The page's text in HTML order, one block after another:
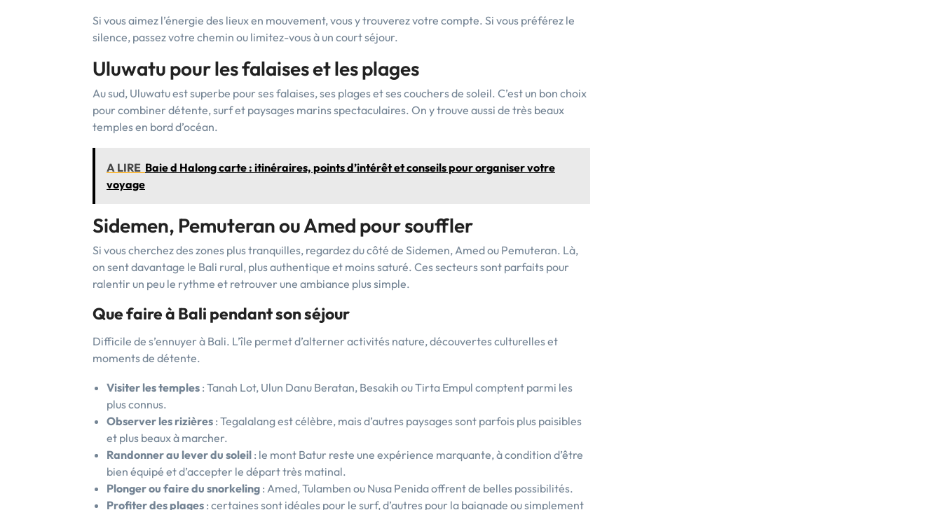
Si vous aimez l’énergie des lieux en mouvement, vous y trouverez votre compte. Si vous préférez le
silence, passez votre chemin ou limitez-vous à un court séjour.
Uluwatu pour les falaises et les plages
Au sud, Uluwatu est superbe pour ses falaises, ses plages et ses couchers de soleil. C’est un bon choix
pour combiner détente, surf et paysages marins spectaculaires. On y trouve aussi de très beaux
temples en bord d’océan.
A LIRE Baie d Halong carte : itinéraires, points d’intérêt et conseils pour organiser votre
voyage
Sidemen, Pemuteran ou Amed pour souffler
Si vous cherchez des zones plus tranquilles, regardez du côté de Sidemen, Amed ou Pemuteran. Là,
on sent davantage le Bali rural, plus authentique et moins saturé. Ces secteurs sont parfaits pour
ralentir un peu le rythme et retrouver une ambiance plus simple.
Que faire à Bali pendant son séjour
Difficile de s’ennuyer à Bali. L’île permet d’alterner activités nature, découvertes culturelles et
moments de détente.
Visiter les temples : Tanah Lot, Ulun Danu Beratan, Besakih ou Tirta Empul comptent parmi les
plus connus.
Observer les rizières : Tegalalang est célèbre, mais d’autres paysages sont parfois plus paisibles
et plus beaux à marcher.
Randonner au lever du soleil : le mont Batur reste une expérience marquante, à condition d’être
bien équipé et d’accepter le départ très matinal.
Plonger ou faire du snorkeling : Amed, Tulamben ou Nusa Penida offrent de belles possibilités.
Profiter des plages : certaines sont idéales pour le surf, d’autres pour la baignade ou simplement